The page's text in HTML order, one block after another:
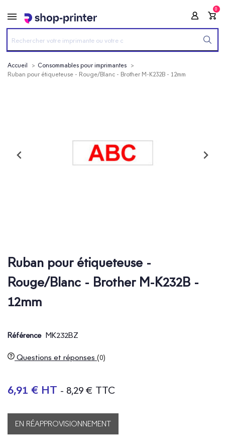
0
Accueil
Consommables pour imprimantes
Ruban pour étiqueteuse - Rouge/Blanc - Brother M-K232B - 12mm
Ruban pour étiqueteuse -
Rouge/Blanc - Brother M-K232B -
12mm
Référence MK232BZ
Questions et réponses (0)
6,91 € HT - 8,29 € TTC
EN RÉAPPROVISIONNEMENT